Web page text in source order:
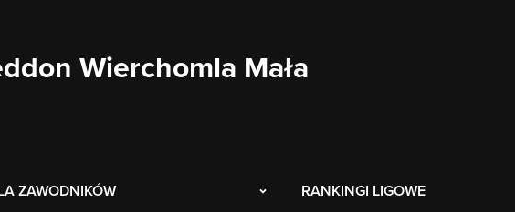
Wierchomla Mała
ZAWODNIKÓW RANKINGI LIGOWE